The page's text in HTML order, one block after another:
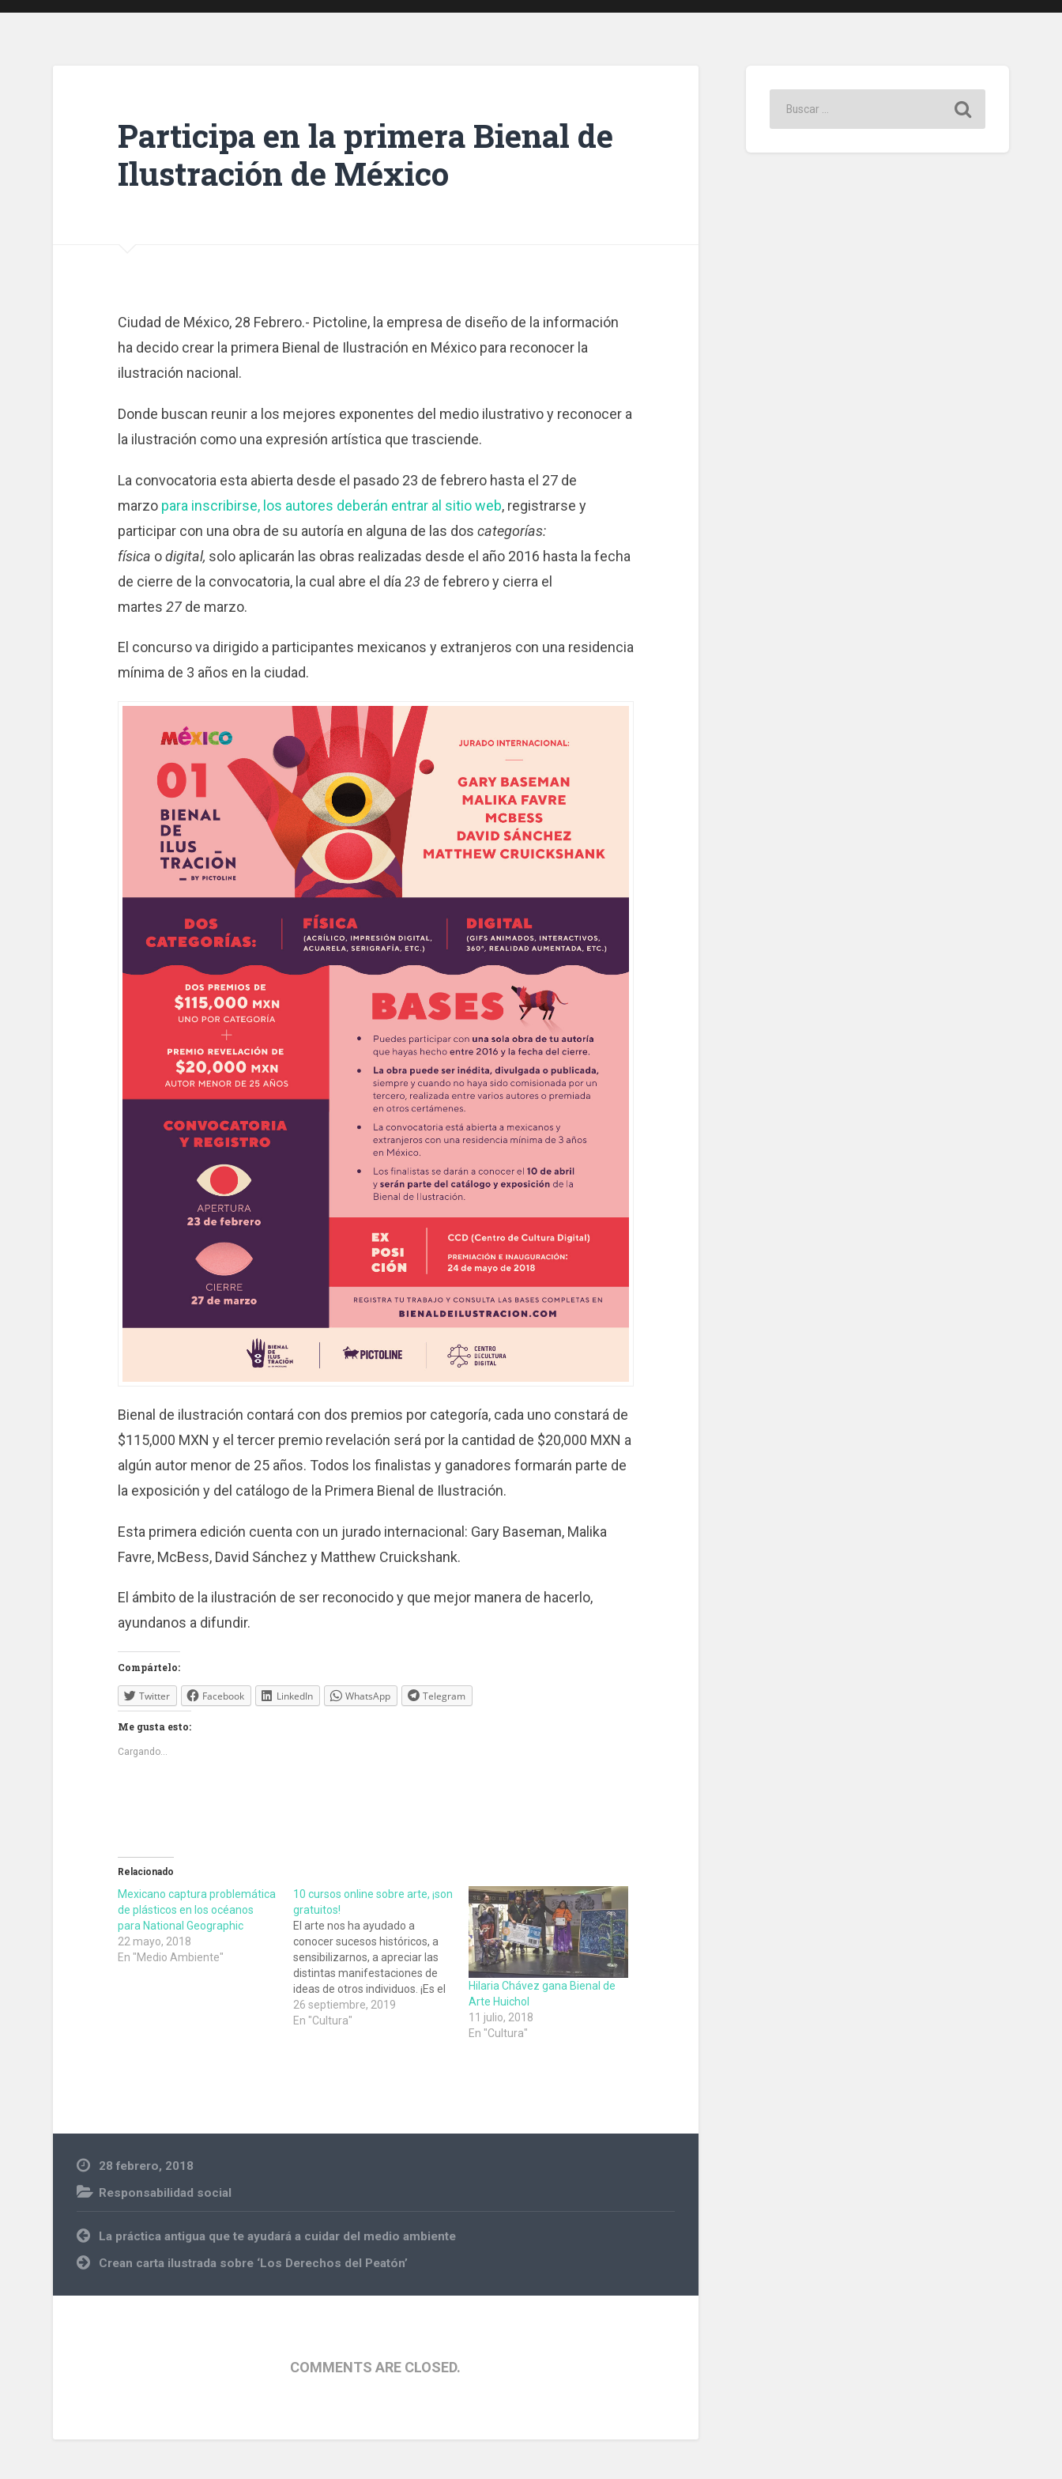
Participa en la primera Bienal de
Ilustración de México
Ciudad de México, 28 Febrero.- Pictoline, la empresa de diseño de la información
ha decido crear la primera Bienal de Ilustración en México para reconocer la
ilustración nacional.
Donde buscan reunir a los mejores exponentes del medio ilustrativo y reconocer a
la ilustración como una expresión artística que trasciende.
La convocatoria esta abierta desde el pasado 23 de febrero hasta el 27 de
marzo para inscribirse, los autores deberán entrar al sitio web, registrarse y
participar con una obra de su autoría en alguna de las dos categorías:
física odigital, solo aplicarán las obras realizadas desde el año 2016 hasta la fecha
de cierre de la convocatoria, la cual abre el día 23de febrero y cierra el
martes 27de marzo.
El concurso va dirigido a participantes mexicanos y extranjeros con una residencia
mínima de 3 años en la ciudad.
Bienal de ilustración contará con dos premios por categoría, cada uno constará de
$115,000 MXN y el tercer premio revelación será por la cantidad de $20,000 MXN a
algún autor menor de 25 años. Todos los finalistas y ganadores formarán parte de
la exposición y del catálogo de la Primera Bienal de Ilustración.
Esta primera edición cuenta con un jurado internacional: Gary Baseman, Malika
Favre, McBess, David Sánchez y Matthew Cruickshank.
El ámbito de la ilustración de ser reconocido y que mejor manera de hacerlo,
ayundanos a difundir.
Compártelo:
Twitter Facebook LinkedIn WhatsApp Telegram
Me gusta esto:
Cargando...
Relacionado
Mexicano captura problemática
de plásticos en los océanos
para National Geographic
22 mayo, 2018
En "Medio Ambiente"
10 cursos online sobre arte, ¡son
gratuitos!
El arte nos ha ayudado a
conocer sucesos históricos, a
sensibilizarnos, a apreciar las
distintas manifestaciones de
ideas de otros individuos. ¡Es el
momento de crear!
26 septiembre, 2019
En "Cultura"
Hilaria Chávez gana Bienal de
Arte Huichol
11 julio, 2018
En "Cultura"
28 febrero, 2018
Responsabilidad social
Navegación
de
entradas
La práctica antigua que te ayudará a cuidar del medio ambiente
Crean carta ilustrada sobre ‘Los Derechos del Peatón’
COMMENTS ARE CLOSED.